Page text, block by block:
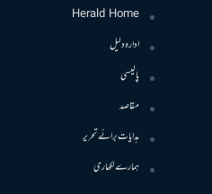
Herald Home
ادارہ دلیل
پالیسی
مقاصد
ہدایات برائے تحریر
ہمارے لکھاری